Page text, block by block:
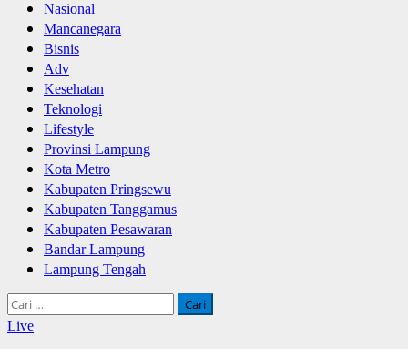
Nasional
Mancanegara
Bisnis
Adv
Kesehatan
Teknologi
Lifestyle
Provinsi Lampung
Kota Metro
Kabupaten Pringsewu
Kabupaten Tanggamus
Kabupaten Pesawaran
Bandar Lampung
Lampung Tengah
Cari
untuk:
Live